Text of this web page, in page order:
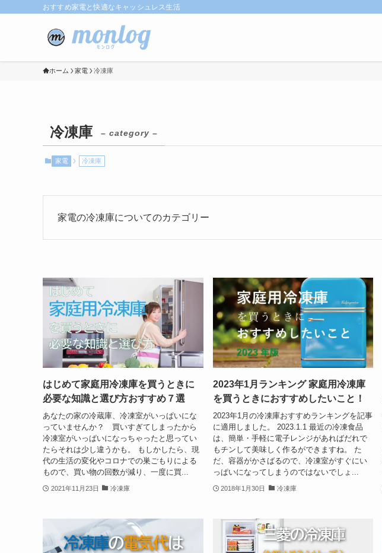
おすすめ家電と快適なキャッシュレス生活
ホーム 家電 冷凍庫
冷凍庫 – category –
家電 冷凍庫
家電の冷凍庫についてのカテゴリー
はじめて家庭用冷凍庫を買うときに
必要な知識と選び方おすすめ７選
あなたの家の冷蔵庫、冷凍室がいっぱいにな
っていませんか？ 買いすぎてしまったから
冷凍室がいっぱいになっちゃったと思ってい
たらそれは少し違うかも。 もしかしたら、現
代の生活の変化やコロナでの巣ごもりによる
もので、買い物の回数が減り、一度に買...
2021年11月23日 冷凍庫
2023年1月ランキング 家庭用冷凍庫
を買うときにおすすめしたいこと！
2023年1月の冷凍庫おすすめランキングを記事
に適用しました。 2023.1.1 最近の冷凍食品
は、簡単・手軽に電子レンジがあればだれで
もチンして美味しく作るができますね。 た
だ、容器がかさばるので、冷凍室がすぐにい
っぱいになってしまうのではないでしょ...
2018年1月30日 冷凍庫